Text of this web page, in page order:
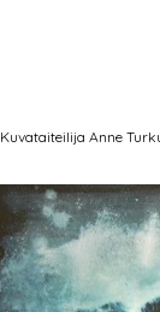
Kuvataiteilija Anne